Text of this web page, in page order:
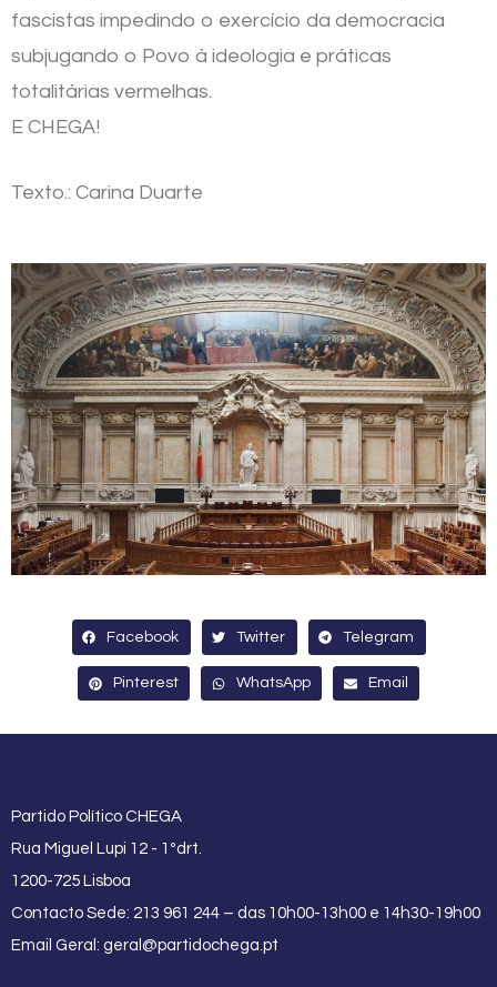
fascistas impedindo o exercício da democracia
subjugando o Povo à ideologia e práticas
totalitárias vermelhas.
E CHEGA!
Texto.: Carina Duarte
Facebook Twitter Telegram
Pinterest WhatsApp Email
Partido Político CHEGA
Rua Miguel Lupi 12 - 1ºdrt.
1200-725 Lisboa
Contacto Sede: 213 961 244 – das 10h00-13h00 e 14h30-19h00
Email Geral: geral@partidochega.pt